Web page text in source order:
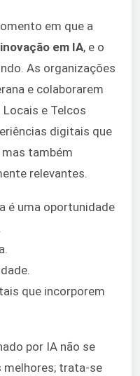
em que a
em IA, e o
As organizações
e colaborarem
e Telcos
digitais que
também
relevantes.
é uma oportunidade
que incorporem
por IA não se
melhores; trata-se